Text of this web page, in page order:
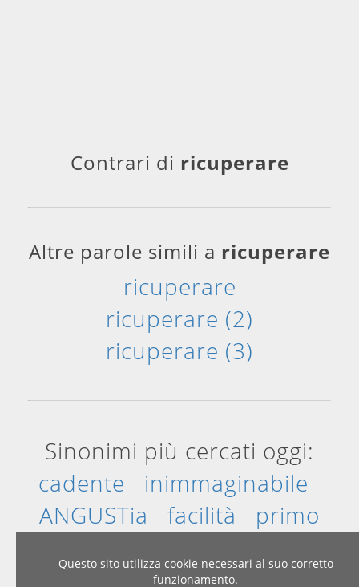
Contrari di ricuperare
Altre parole simili a ricuperare
ricuperare
ricuperare (2)
ricuperare (3)
Sinonimi più cercati oggi:
cadente
inimmaginabile
ANGUSTia
facilità
primo
Questo sito utilizza cookie necessari al suo corretto
funzionamento.